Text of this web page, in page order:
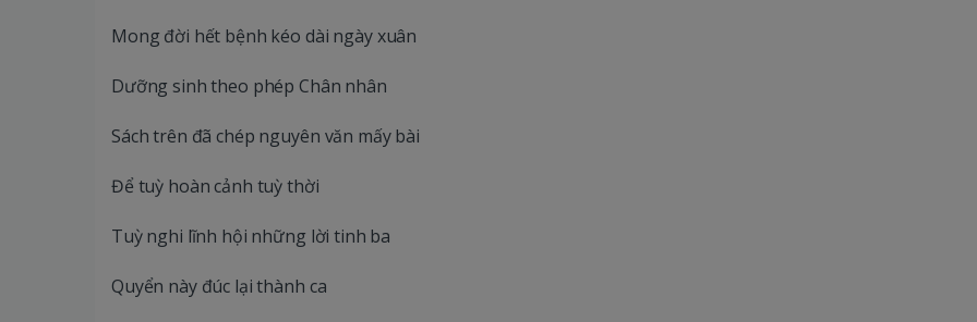
Mong đời hết bệnh kéo dài ngày xuân
Dưỡng sinh theo phép Chân nhân
Sách trên đã chép nguyên văn mấy bài
Để tuỳ hoàn cảnh tuỳ thời
Tuỳ nghi lĩnh hội những lời tinh ba
Quyển này đúc lại thành ca